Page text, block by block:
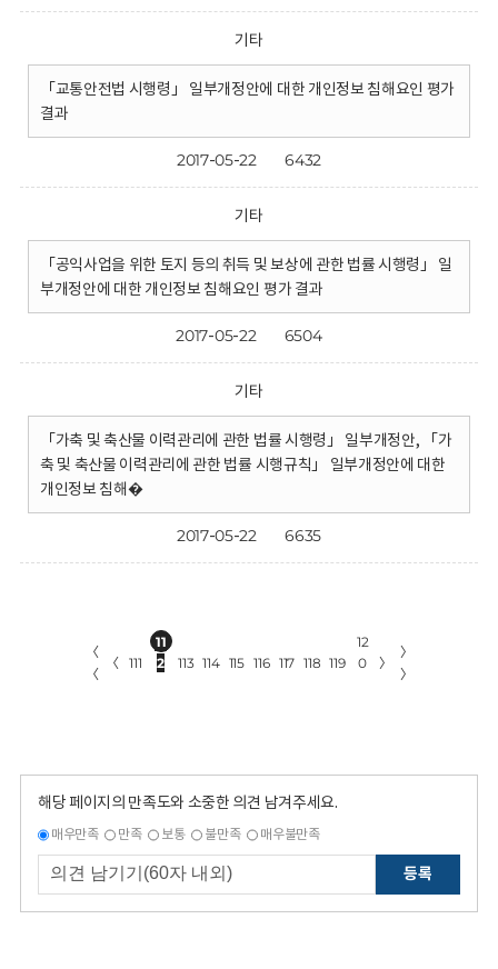
기타
「교통안전법 시행령」 일부개정안에 대한 개인정보 침해요인 평가
결과
2017-05-22 6432
기타
「공익사업을 위한 토지 등의 취득 및 보상에 관한 법률 시행령」 일
부개정안에 대한 개인정보 침해요인 평가 결과
2017-05-22 6504
기타
「가축 및 축산물 이력관리에 관한 법률 시행령」 일부개정안, 「가
축 및 축산물 이력관리에 관한 법률 시행규칙」 일부개정안에 대한
개인정보 침해�
2017-05-22 6635
〈
〈
〈 111
11
2
113 114 115 116 117 118 119
12
0
〉
〉
〉
해당 페이지의 만족도와 소중한 의견 남겨주세요.
매우만족 만족 보통 불만족 매우불만족
등록